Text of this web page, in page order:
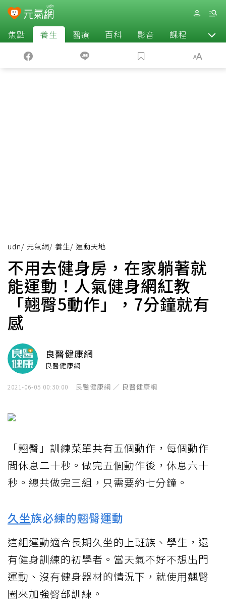
焦點 養生 醫療 百科 影音 課程 退休
udn/ 元氣網/ 養生/ 運動天地
不用去健身房，在家躺著就
能運動！人氣健身網紅教
「翹臀5動作」，7分鐘就有
感
良醫健康網
良醫健康網
2021-06-05 00:30:00 良醫健康網 ／ 良醫健康網
「翹臀」訓練菜單共有五個動作，每個動作
間休息二十秒。做完五個動作後，休息六十
秒。總共做完三組，只需要約七分鐘。
久坐族必練的翹臀運動
這組運動適合長期久坐的上班族、學生，還
有健身訓練的初學者。當天氣不好不想出門
運動、沒有健身器材的情況下，就使用翹臀
圈來加強臀部訓練。